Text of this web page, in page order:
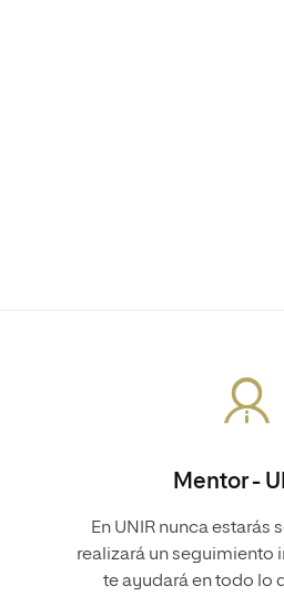
Mentor -
En UNIR nunca estarás
realizará un seguimiento
te ayudará en todo lo